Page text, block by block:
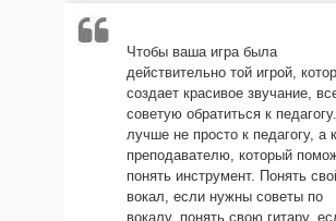
Чтобы ваша игра была
действительно той игрой,
создает красивое звучание,
советую обратиться к
лучше не просто к педагогу, а к
преподавателю, который
понять инструмент. Понять
вокал, если нужны советы по
вокалу, понять свою гитару,